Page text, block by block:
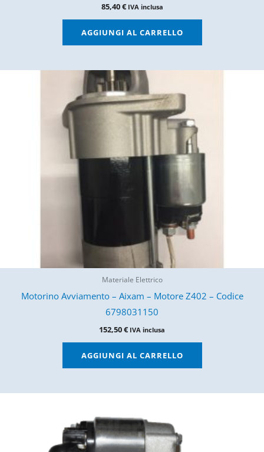
85,40€ IVA inclusa
AGGIUNGI AL CARRELLO
Materiale Elettrico
Motorino Avviamento – Aixam – Motore Z402 – Codice
6798031150
152,50€ IVA inclusa
AGGIUNGI AL CARRELLO